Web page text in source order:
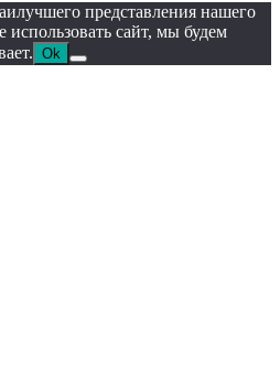
представления нашего
сайт, мы будем
Ok